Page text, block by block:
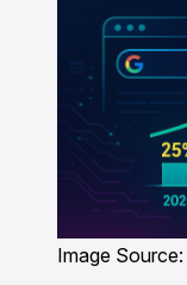
Image Source: